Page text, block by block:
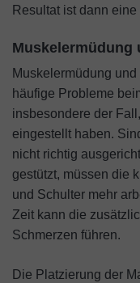
Resultat ist dann
Muskelermüdung
Muskelermüdung
häufige Probleme
insbesondere der
eingestellt haben.
nicht richtig
gestützt, müssen die
und Schulter mehr
Zeit kann die
Schmerzen führen.
Die Platzierung der